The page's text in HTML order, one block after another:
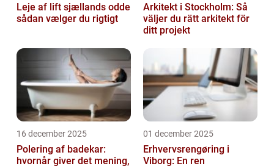
Leje af lift sjællands odde
sådan vælger du rigtigt
Arkitekt i Stockholm: Så
väljer du rätt arkitekt för
ditt projekt
16 december 2025
Polering af badekar:
hvornår giver det mening,
01 december 2025
Erhvervsrengøring i
Viborg: En ren